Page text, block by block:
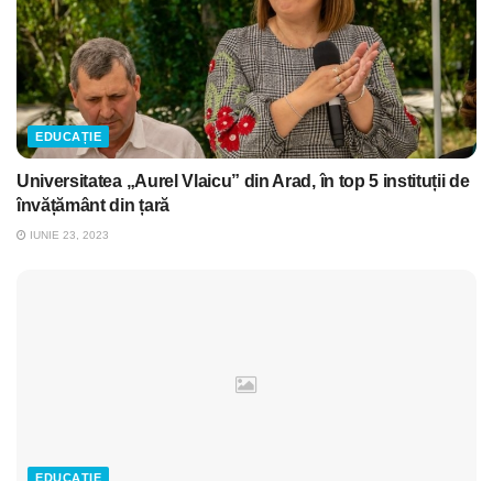
EDUCAȚIE
Universitatea „Aurel Vlaicu” din Arad, în top 5 instituții de
învățământ din țară
IUNIE 23, 2023
EDUCAȚIE